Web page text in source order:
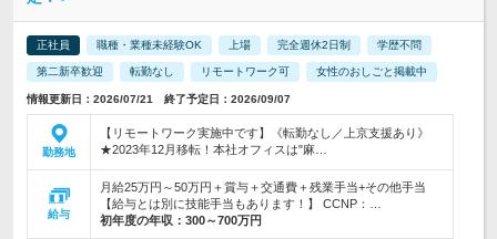
正社員 職種・業種未経験OK 上場 完全週休2日制 学歴不問
第二新卒歓迎 転勤なし リモートワーク可 女性のおしごと掲載中
情報更新日：2026/07/21 終了予定日：2026/09/07
勤務地
【リモートワーク実施中です】《転勤なし／上京支援あり》
★2023年12月移転！本社オフィスは"麻…
給与
月給25万円～50万円＋賞与＋交通費＋残業手当+その他手当
【給与とは別に技能手当もあります！】 CCNP：…
初年度の年収： 300～700万円